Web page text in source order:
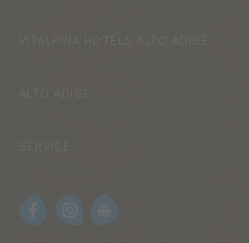
VITALPINA HOTELS ALTO ADIGE
ALTO ADIGE